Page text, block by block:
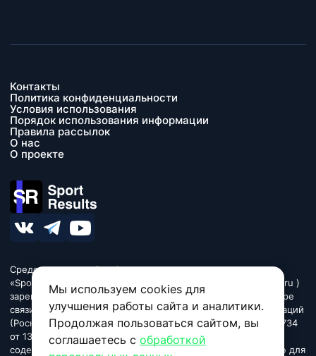
Мы используем cookies для
улучшения работы сайта и аналитики.
Продолжая пользоваться сайтом, вы
соглашаетесь с обработкой
Контакты
Политика конфиденциальности
Условия использования
Порядок использования информации
Правила рассылок
О нас
О проекте
Средство массовой информации сетевое издание
«SportResults» (адрес в сети Интернет - www.sport-results.ru )
зарегистрировано Федеральной службой по надзору в сфере
связи, информационных технологий и массовых коммуникаций
(Роскомнадзор). Регистрационный номер ЭЛ № ФС 77 - 84734
от 13 марта 2023. Название «SportResults». Издание может
содержать информационную продукцию, предназначенную для